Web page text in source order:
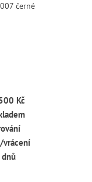
černé
Kč
vrácení